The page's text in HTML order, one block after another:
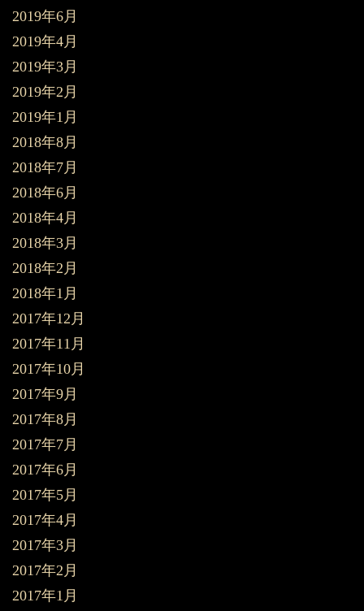
2019年6月
2019年4月
2019年3月
2019年2月
2019年1月
2018年8月
2018年7月
2018年6月
2018年4月
2018年3月
2018年2月
2018年1月
2017年12月
2017年11月
2017年10月
2017年9月
2017年8月
2017年7月
2017年6月
2017年5月
2017年4月
2017年3月
2017年2月
2017年1月